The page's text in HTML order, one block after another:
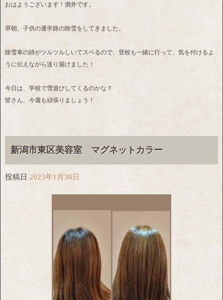
おはようございます！酒井です。
早朝、子供の通学路の除雪をしてきました。
除雪車の跡がツルツルしいてスベるので、登校も一緒に行って、気を付けるよ
うに伝えながら送り届けました！
今日は、学校で雪遊びしてくるのかな？
皆さん、今週も頑張りましょう！
新潟市東区美容室 マグネットカラー
投稿日 2023年1月30日